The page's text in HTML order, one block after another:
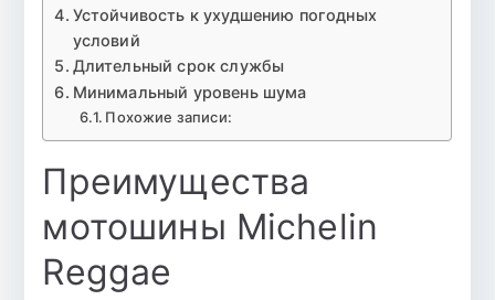
Устойчивость к ухудшению погодных
условий
Длительный срок службы
Минимальный уровень шума
Похожие записи:
Преимущества
мотошины Michelin
Reggae